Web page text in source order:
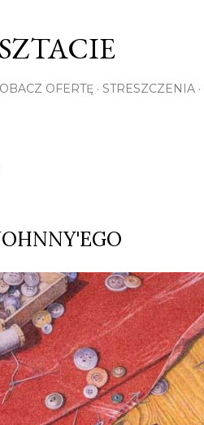
OFERTĘ STRESZCZENIA